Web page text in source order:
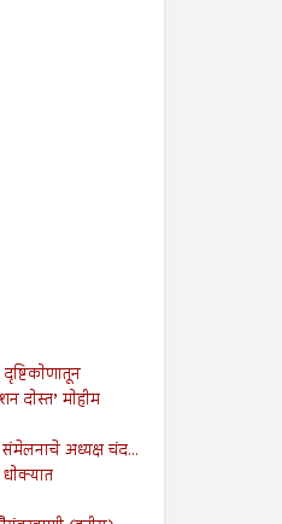
सूरह बनीइस्राईल : ईशवाणी
दोस्त’ मोहीम
संमेलनाचे अध्यक्ष चंद...